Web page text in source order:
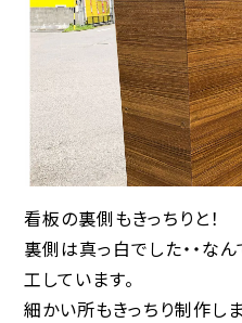
看板の裏側もきっちりと！
裏側は真っ白でした・・な
工しています。
細かい所もきっちり制作しま